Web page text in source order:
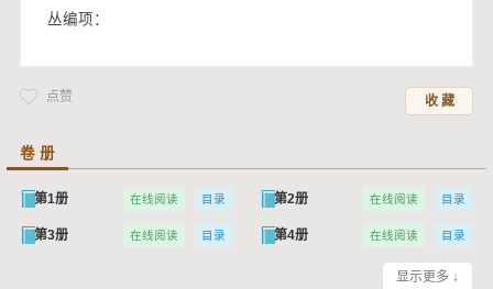
丛编项：
收 藏
点赞
卷 册
第1册 在线阅读 目录 第2册 在线阅读 目录
第3册 在线阅读 目录 第4册 在线阅读 目录
显示更多 ↓